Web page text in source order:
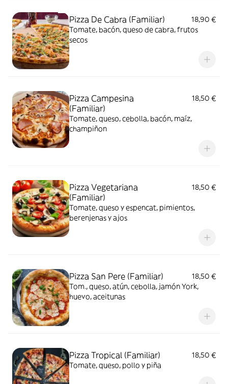
Pizza De Cabra (Familiar)
18,90 €
Tomate, bacón, queso de cabra, frutos
secos
Pizza Campesina
(Familiar)
18,50 €
Tomate, queso, cebolla, bacón, maíz,
champiñon
Pizza Vegetariana
(Familiar)
18,50 €
Tomate, queso y espencat, pimientos,
berenjenas y ajos
Pizza San Pere (Familiar)
18,50 €
Tom., queso, atún, cebolla, jamón York,
huevo, aceitunas
Pizza Tropical (Familiar)
18,50 €
Tomate, queso, pollo y piña